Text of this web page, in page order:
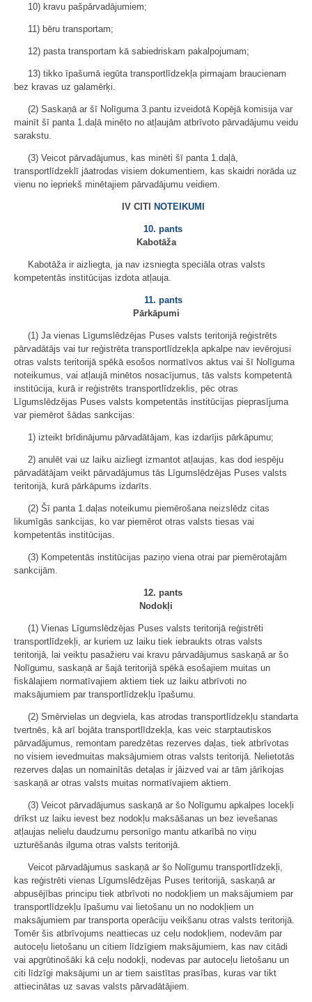
10) kravu pašpārvadājumiem;
11) bēru transportam;
12) pasta transportam kā sabiedriskam pakalpojumam;
13) tikko īpašumā iegūta transportlīdzekļa pirmajam braucienam
bez kravas uz galamērķi.
(2) Saskaņā ar šī Nolīguma 3.pantu izveidotā Kopējā komisija var
mainīt šī panta 1.daļā minēto no atļaujām atbrīvoto pārvadājumu veidu
sarakstu.
(3) Veicot pārvadājumus, kas minēti šī panta 1.daļā,
transportlīdzeklī jāatrodas visiem dokumentiem, kas skaidri norāda uz
vienu no iepriekš minētajiem pārvadājumu veidiem.
IV CITI NOTEIKUMI
10. pants
Kabotāža
Kabotāža ir aizliegta, ja nav izsniegta speciāla otras valsts
kompetentās institūcijas izdota atļauja.
11. pants
Pārkāpumi
(1) Ja vienas Līgumslēdzējas Puses valsts teritorijā reģistrēts
pārvadātājs vai tur reģistrēta transportlīdzekļa apkalpe nav ievērojusi
otras valsts teritorijā spēkā esošos normatīvos aktus vai šī Nolīguma
noteikumus, vai atļaujā minētos nosacījumus, tās valsts kompetentā
institūcija, kurā ir reģistrēts transportlīdzeklis, pēc otras
Līgumslēdzējas Puses valsts kompetentās institūcijas pieprasījuma
var piemērot šādas sankcijas:
1) izteikt brīdinājumu pārvadātājam, kas izdarījis pārkāpumu;
2) anulēt vai uz laiku aizliegt izmantot atļaujas, kas dod iespēju
pārvadātājam veikt pārvadājumus tās Līgumslēdzējas Puses valsts
teritorijā, kurā pārkāpums izdarīts.
(2) Šī panta 1.daļas noteikumu piemērošana neizslēdz citas
likumīgās sankcijas, ko var piemērot otras valsts tiesas vai
kompetentās institūcijas.
(3) Kompetentās institūcijas paziņo viena otrai par piemērotajām
sankcijām.
12. pants
Nodokļi
(1) Vienas Līgumslēdzējas Puses valsts teritorijā reģistrēti
transportlīdzekļi, ar kuriem uz laiku tiek iebraukts otras valsts
teritorijā, lai veiktu pasažieru vai kravu pārvadājumus saskaņā ar šo
Nolīgumu, saskaņā ar šajā teritorijā spēkā esošajiem muitas un
fiskālajiem normatīvajiem aktiem tiek uz laiku atbrīvoti no
maksājumiem par transportlīdzekļu īpašumu.
(2) Smērvielas un degviela, kas atrodas transportlīdzekļu standarta
tvertnēs, kā arī bojāta transportlīdzekļa, kas veic starptautiskos
pārvadājumus, remontam paredzētas rezerves daļas, tiek atbrīvotas
no visiem ievedmuitas maksājumiem otras valsts teritorijā. Nelietotās
rezerves daļas un nomainītās detaļas ir jāizved vai ar tām jārīkojas
saskaņā ar otras valsts muitas normatīvajiem aktiem.
(3) Veicot pārvadājumus saskaņā ar šo Nolīgumu apkalpes locekļi
drīkst uz laiku ievest bez nodokļu maksāšanas un bez ievešanas
atļaujas nelielu daudzumu personīgo mantu atkarībā no viņu
uzturēšanās ilguma otras valsts teritorijā.
Veicot pārvadājumus saskaņā ar šo Nolīgumu transportlīdzekļi,
kas reģistrēti vienas Līgumslēdzējas Puses teritorijā, saskaņā ar
abpusējības principu tiek atbrīvoti no nodokļiem un maksājumiem par
transportlīdzekļu īpašumu vai lietošanu un no nodokļiem un
maksājumiem par transporta operāciju veikšanu otras valsts teritorijā.
Tomēr šis atbrīvojums neattiecas uz ceļu nodokļiem, nodevām par
autoceļu lietošanu un citiem līdzīgiem maksājumiem, kas nav citādi
vai apgrūtinošāki kā ceļu nodokļi, nodevas par autoceļu lietošanu un
citi līdzīgi maksājumi un ar tiem saistītas prasības, kuras var tikt
attiecinātas uz savas valsts pārvadātājiem.